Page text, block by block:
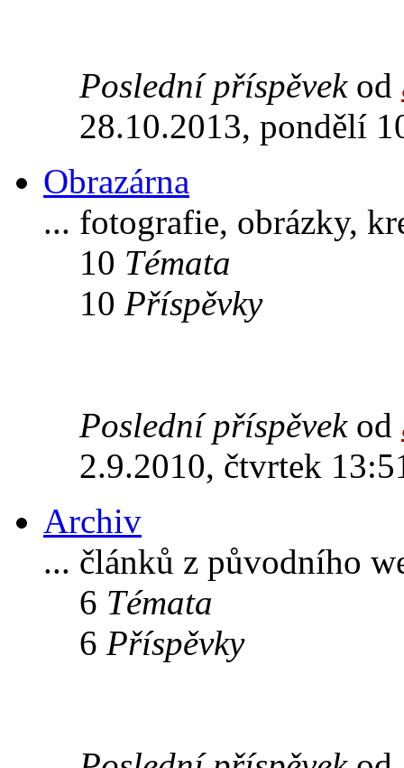
Poslední příspěvekod
28.10.2013, pondělí
Obrazárna
... fotografie, obrázky,
10 Témata
10 Příspěvky
Poslední příspěvekod
2.9.2010, čtvrtek
Archiv
... článků z původního
6 Témata
6 Příspěvky